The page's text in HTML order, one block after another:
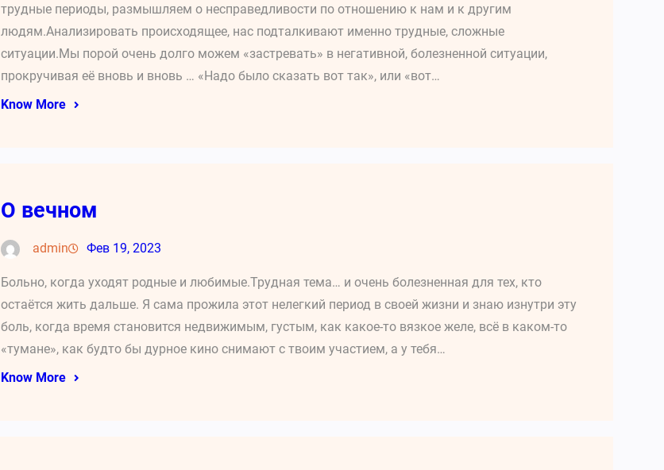
трудные периоды, размышляем о несправедливости по отношению к нам и к другим
людям.Анализировать происходящее, нас подталкивают именно трудные, сложные
ситуации.Мы порой очень долго можем «застревать» в негативной, болезненной ситуации,
прокручивая её вновь и вновь … «Надо было сказать вот так», или «вот…
Know More
О вечном
admin Фев 19, 2023
Больно, когда уходят родные и любимые.Трудная тема… и очень болезненная для тех, кто
остаётся жить дальше. Я сама прожила этот нелегкий период в своей жизни и знаю изнутри эту
боль, когда время становится недвижимым, густым, как какое-то вязкое желе, всё в каком-то
«тумане», как будто бы дурное кино снимают с твоим участием, а у тебя…
Know More